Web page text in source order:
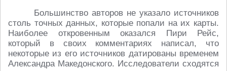
Большинство авторов не указало источников
столь точных данных, которые попали на их карты.
Наиболее откровенным оказался Пири Рейс,
который в своих комментариях написал, что
некоторые из его источников датированы временем
Александра Македонского. Исследователи сходятся